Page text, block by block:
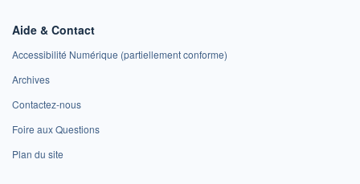
Aide & Contact
Accessibilité Numérique (partiellement conforme)
Archives
Contactez-nous
Foire aux Questions
Plan du site